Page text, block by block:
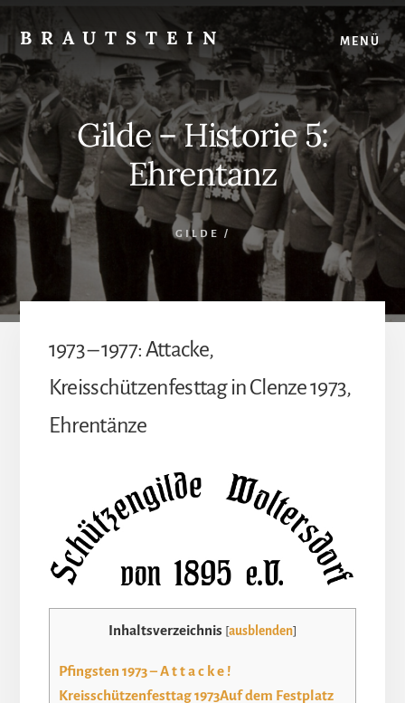
Skip
content
Skip
footer
BRAUTSTEIN
Woltersdorf
(Nds.)
|
Dorfarchiv
-
Geschichte
Schützengilde
MENÜ
Gilde – Historie 5:
Ehrentanz
GILDE /
1973 – 1977: Attacke,
Kreisschützenfesttag in Clenze 1973,
Ehrentänze
Inhaltsverzeichnis [ausblenden]
Pfingsten 1973 – A t t a c k e !
Kreisschützenfesttag 1973Auf dem Festplatz